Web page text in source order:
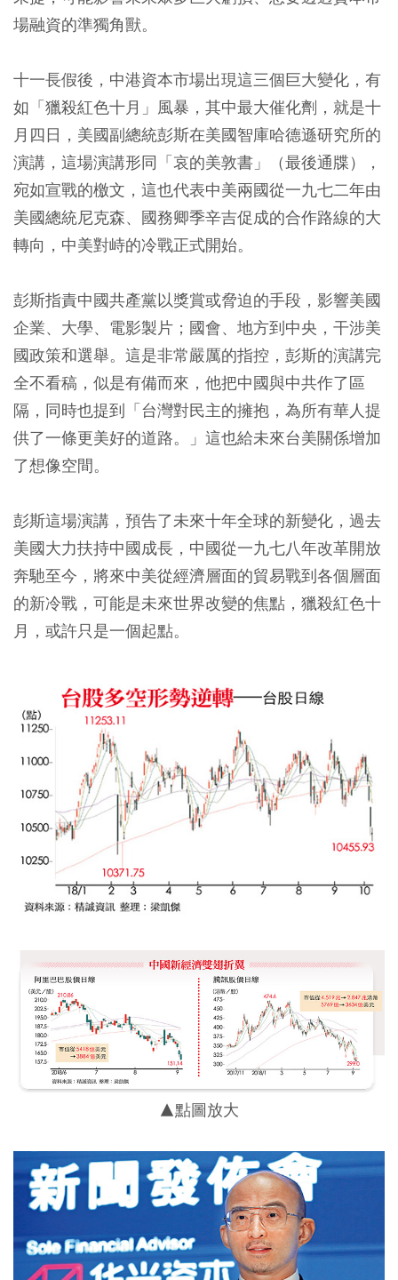
場融資的準獨角獸。
十一長假後，中港資本市場出現這三個巨大變化，有
如「獵殺紅色十月」風暴，其中最大催化劑，就是十
月四日，美國副總統彭斯在美國智庫哈德遜研究所的
演講，這場演講形同「哀的美敦書」（最後通牒），
宛如宣戰的檄文，這也代表中美兩國從一九七二年由
美國總統尼克森、國務卿季辛吉促成的合作路線的大
轉向，中美對峙的冷戰正式開始。
彭斯指責中國共產黨以獎賞或脅迫的手段，影響美國
企業、大學、電影製片；國會、地方到中央，干涉美
國政策和選舉。這是非常嚴厲的指控，彭斯的演講完
全不看稿，似是有備而來，他把中國與中共作了區
隔，同時也提到「台灣對民主的擁抱，為所有華人提
供了一條更美好的道路。」這也給未來台美關係增加
了想像空間。
彭斯這場演講，預告了未來十年全球的新變化，過去
美國大力扶持中國成長，中國從一九七八年改革開放
奔馳至今，將來中美從經濟層面的貿易戰到各個層面
的新冷戰，可能是未來世界改變的焦點，獵殺紅色十
月，或許只是一個起點。
▲點圖放大